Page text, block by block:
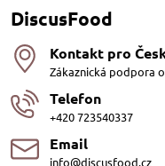
DiscusFood
Kontakt pro
Zákaznická podpora
Telefon
+420 723540337
Email
info@discusfood.cz